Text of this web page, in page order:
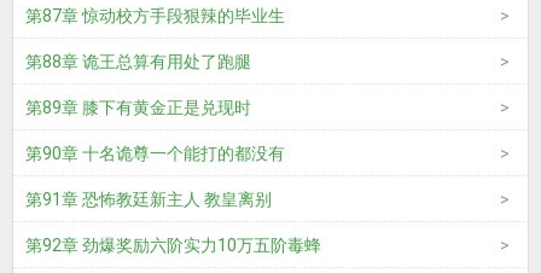
第87章 惊动校方手段狠辣的毕业生
第88章 诡王总算有用处了跑腿
第89章 膝下有黄金正是兑现时
第90章 十名诡尊一个能打的都没有
第91章 恐怖教廷新主人 教皇离别
第92章 劲爆奖励六阶实力10万五阶毒蜂